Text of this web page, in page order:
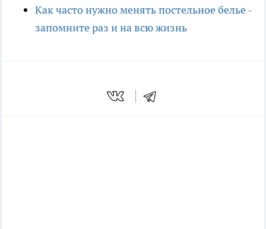
Как часто нужно менять постельное белье -
запомните раз и на всю жизнь